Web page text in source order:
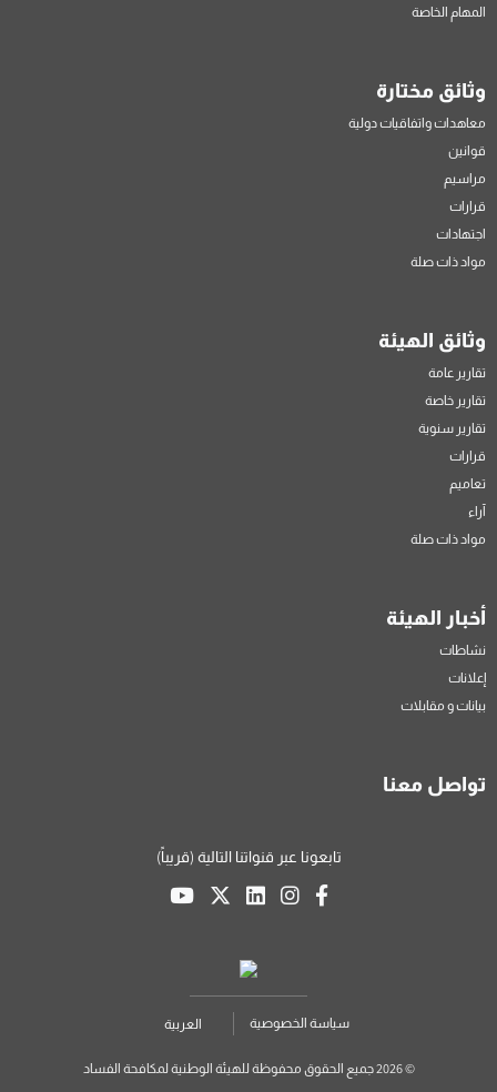
المهام الخاصة
وثائق مختارة
معاهدات واتفاقيات دولية
قوانين
مراسيم
قرارات
اجتهادات
مواد ذات صلة
وثائق الهيئة
تقارير عامة
تقارير خاصة
تقارير سنوية
قرارات
تعاميم
آراء
مواد ذات صلة
أخبار الهيئة
نشاطات
إعلانات
بيانات و مقابلات
تواصل معنا
تابعونا عبر قنواتنا التالية (قريباً)
سياسة الخصوصية العربية
© 2026 جميع الحقوق محفوظة للهيئة الوطنية لمكافحة الفساد